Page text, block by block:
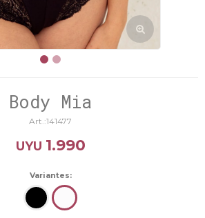
Body Mia
141477
UYU 1.990
Variantes: